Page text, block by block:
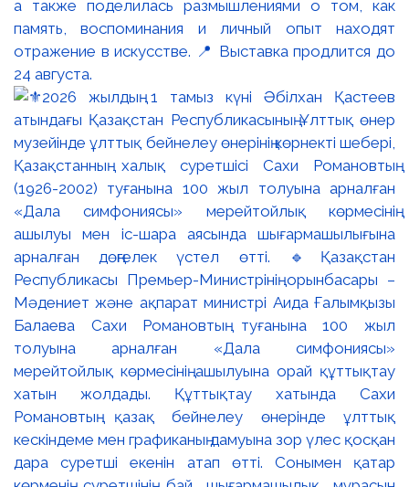
а также поделилась размышлениями о том, как
память, воспоминания и личный опыт находят
отражение в искусстве. 📍 Выставка продлится до
24 августа.